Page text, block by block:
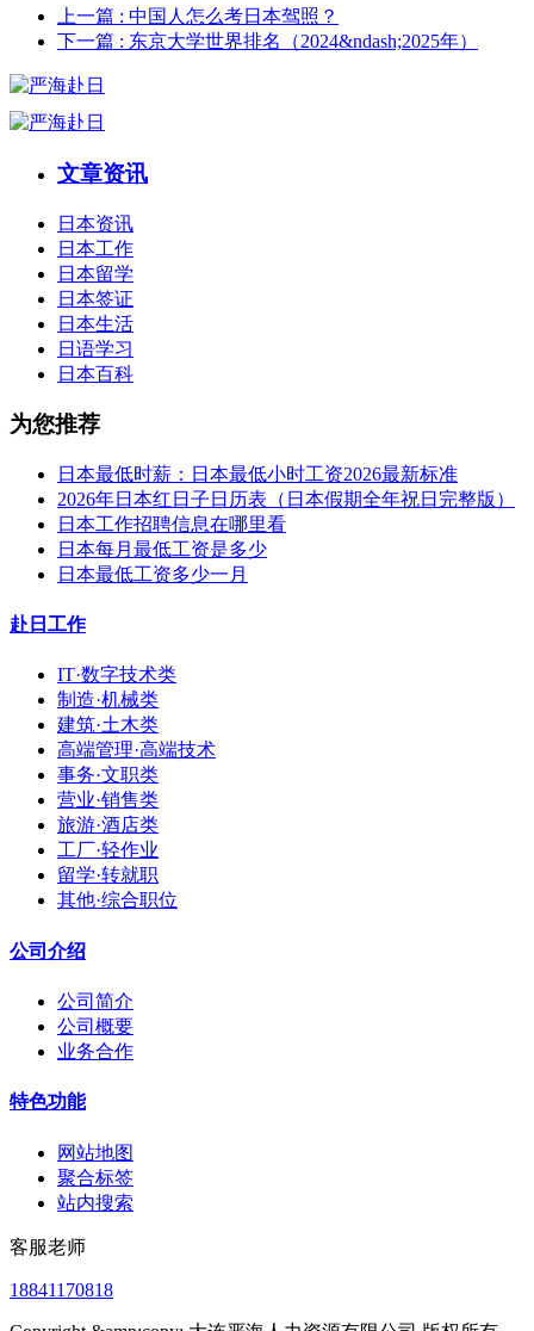
上一篇 : 中国人怎么考日本驾照？
下一篇 : 东京大学世界排名（2024&ndash;2025年）
文章资讯
日本资讯
日本工作
日本留学
日本签证
日本生活
日语学习
日本百科
为您推荐
日本最低时薪：日本最低小时工资2026最新标准
2026年日本红日子日历表（日本假期全年祝日完整版）
日本工作招聘信息在哪里看
日本每月最低工资是多少
日本最低工资多少一月
赴日工作
IT·数字技术类
制造·机械类
建筑·土木类
高端管理·高端技术
事务·文职类
营业·销售类
旅游·酒店类
工厂·轻作业
留学·转就职
其他·综合职位
公司介绍
公司简介
公司概要
业务合作
特色功能
网站地图
聚合标签
站内搜索
客服老师
18841170818